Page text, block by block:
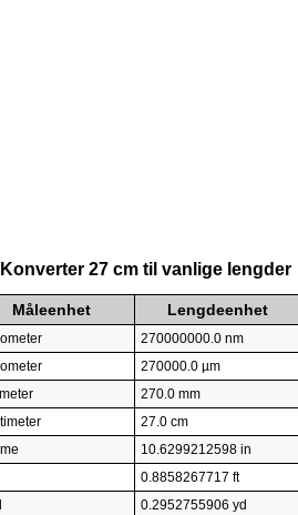
Konverter 27 cm til vanlige lengder
Måleenhet Lengdeenhet
270000000.0 nm
270000.0 µm
270.0 mm
27.0 cm
10.6299212598 in
0.8858267717 ft
0.2952755906 yd